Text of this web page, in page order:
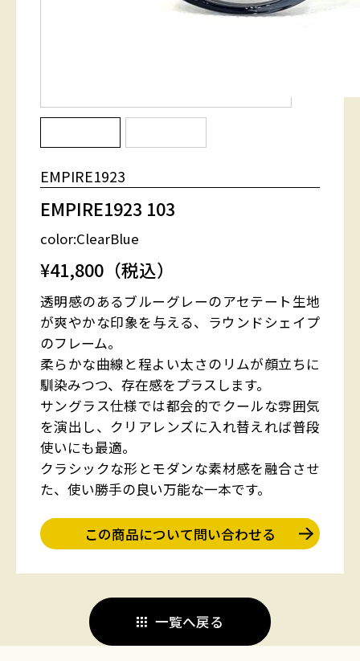
EMPIRE1923
EMPIRE1923 103
color:ClearBlue
¥41,800（税込）
透明感のあるブルーグレーのアセテート生地
が爽やかな印象を与える、ラウンドシェイプ
のフレーム。
柔らかな曲線と程よい太さのリムが顔立ちに
馴染みつつ、存在感をプラスします。
サングラス仕様では都会的でクールな雰囲気
を演出し、クリアレンズに入れ替えれば普段
使いにも最適。
クラシックな形とモダンな素材感を融合させ
た、使い勝手の良い万能な一本です。
この商品について問い合わせる
一覧へ戻る